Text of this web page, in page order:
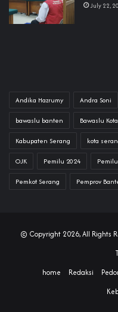
July 22,
Andika Hazrumy Andra Soni
bawaslu banten Bawaslu
Kabupaten Serang kota
OJK Pemilu 2024
Pemkot Serang Pemprov
© Copyright 2026, All Rights
home
Redaksi